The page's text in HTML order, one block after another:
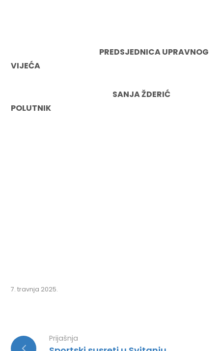
PREDSJEDNICA UPRAVNOG
VIJEĆA
SANJA ŽDERIĆ
POLUTNIK
7. travnja 2025.
Prijašnja